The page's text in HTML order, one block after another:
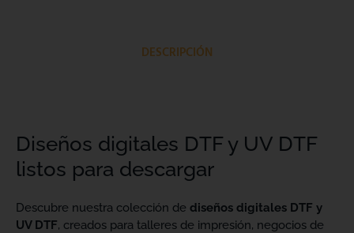
DESCRIPCIÓN
Diseños digitales DTF y UV DTF
listos para descargar
Descubre nuestra colección de diseños digitales DTF y
UV DTF, creados para talleres de impresión, negocios de